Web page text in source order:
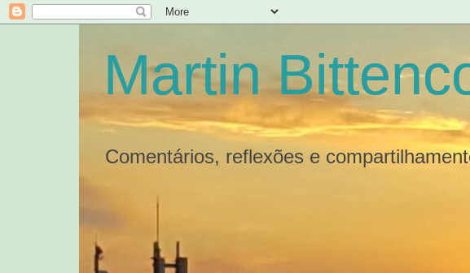
Martin
Comentários, reflexões e